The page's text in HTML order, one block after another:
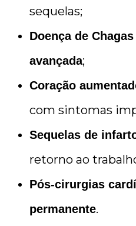
sequelas;
Doença de
avançada;
Coração
com sintomas
Sequelas de
retorno ao
Pós-cirurgias
permanente.